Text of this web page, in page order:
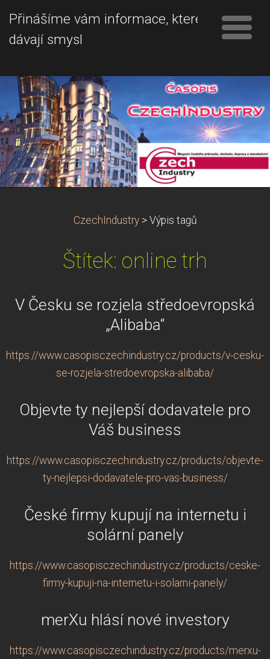
Přinášíme vám informace, které
dávají smysl
CzechIndustry > Výpis tagů
Štítek: online trh
V Česku se rozjela středoevropská
„Alibaba“
https://www.casopisczechindustry.cz/products/v-cesku-
se-rozjela-stredoevropska-alibaba/
Objevte ty nejlepší dodavatele pro
Váš business
https://www.casopisczechindustry.cz/products/objevte-
ty-nejlepsi-dodavatele-pro-vas-business/
České firmy kupují na internetu i
solární panely
https://www.casopisczechindustry.cz/products/ceske-
firmy-kupuji-na-internetu-i-solarni-panely/
merXu hlásí nové investory
https://www.casopisczechindustry.cz/products/merxu-